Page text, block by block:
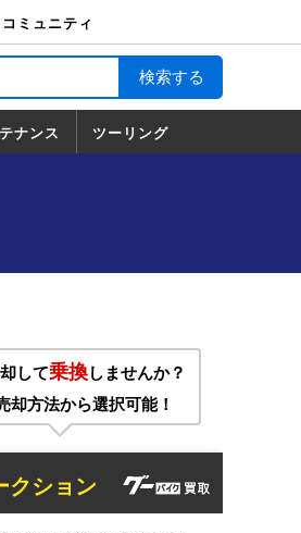
コミュニティ
ナンス ツーリング
して乗換しませんか？
却方法から選択可能！
クション